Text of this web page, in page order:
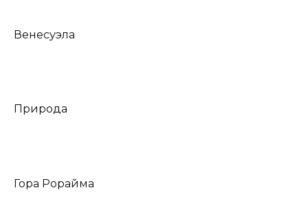
Венесуэла
Природа
Гора Рорайма